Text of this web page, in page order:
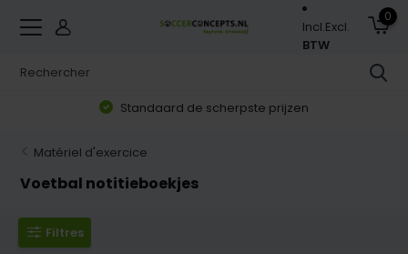
Incl.Excl.
BTW
0
Standaard de scherpste prijzen
Matériel d'exercice
Voetbal notitieboekjes
Filtres